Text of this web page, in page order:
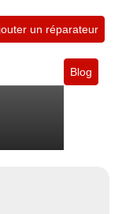
un réparateur
Blog